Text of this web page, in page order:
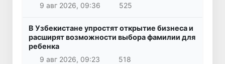
9 авг 2026, 09:36
525
В Узбекистане упростят открытие бизнеса и
расширят возможности выбора фамилии для
ребенка
9 авг 2026, 09:23
518